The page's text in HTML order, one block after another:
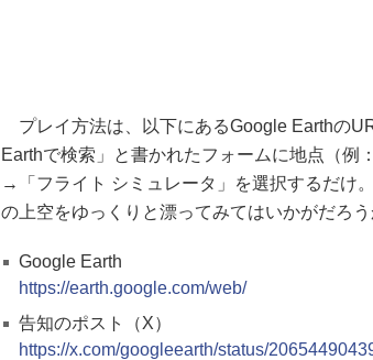
プレイ方法は、以下にあるGoogle Earthの
Earthで検索」と書かれたフォームに地点（例
→「フライト シミュレータ」を選択するだけ
の上空をゆっくりと漂ってみてはいかがだろう
Google Earth
https://earth.google.com/web/
告知のポスト（X）
https://x.com/googleearth/status/